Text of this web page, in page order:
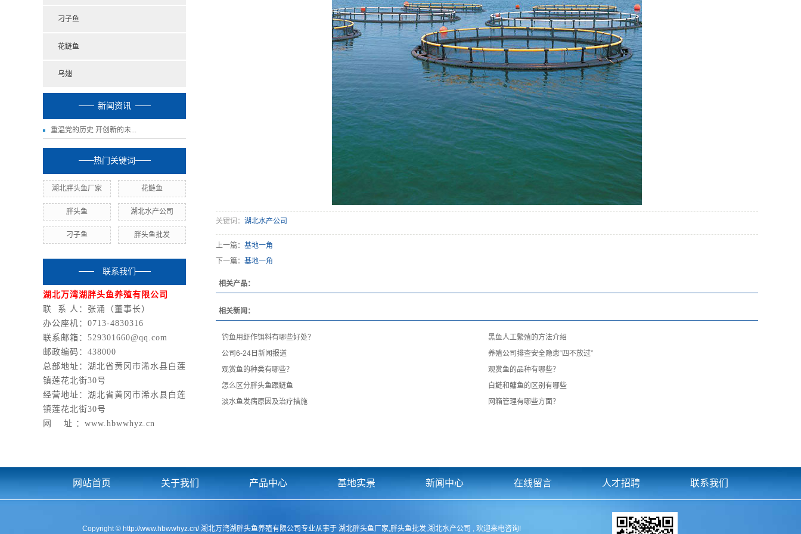
刁子鱼
花鲢鱼
乌翅
新闻资讯
重温党的历史 开创新的未...
热门关键词
湖北胖头鱼厂家 花鲢鱼
胖头鱼 湖北水产公司
刁子鱼 胖头鱼批发
联系我们
湖北万湾湖胖头鱼养殖有限公司
联 系 人：张涌
（董事长）
办公座机： 0713-4830316
联系邮箱：529301660@qq.com
邮政编码：438000
总部地址： 湖北省黄冈市浠水县白莲
镇莲花北街30号
经营地址： 湖北省黄冈市浠水县白莲
镇莲花北街30号
网 址 ：www.hbwwhyz.cn
关键词： 湖北水产公司
上一篇： 基地一角
下一篇： 基地一角
相关产品：
相关新闻：
钓鱼用虾作饵料有哪些好处？
黑鱼人工繁殖的方法介绍
公司6-24日新闻报道
养殖公司排查安全隐患“四不放过”
观赏鱼的种类有哪些？
观赏鱼的品种有哪些？
怎么区分胖头鱼跟鲢鱼
白鲢和鳙鱼的区别有哪些
淡水鱼发病原因及治疗措施
网箱管理有哪些方面？
网站首页 关于我们 产品中心 基地实景 新闻中心 在线留言 人才招聘 联系我们
Copyright © http://www.hbwwhyz.cn/ 湖北万湾湖胖头鱼养殖有限公司专业从事于 湖北胖头鱼厂家,胖头鱼批发,湖北水产公司 , 欢迎来电咨询!